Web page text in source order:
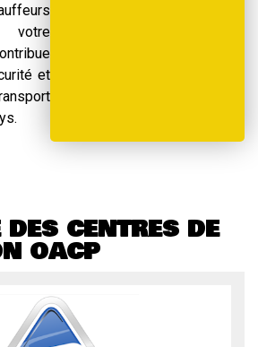
votre
et
CENTRES DE
OACP